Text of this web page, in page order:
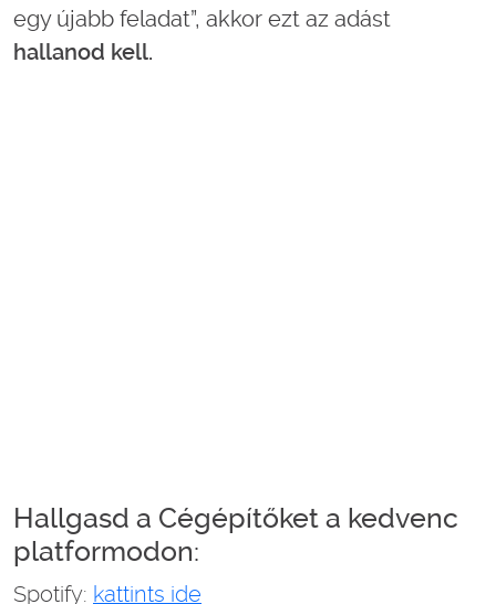
egy újabb feladat”, akkor ezt az adást
hallanod kell.
Hallgasd a Cégépítőket a kedvenc
platformodon:
Spotify: kattints ide